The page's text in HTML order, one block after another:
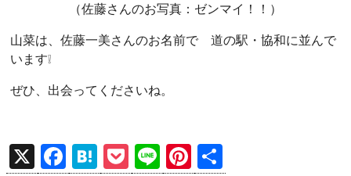
（佐藤さんのお写真：ゼンマイ！！）
山菜は、佐藤一美さんのお名前で 道の駅・協和に並んで
います❕
ぜひ、出会ってくださいね。
X
F
H
P
Li
Pi